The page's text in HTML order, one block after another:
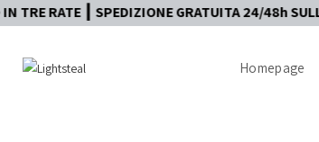
GRATUITA 24/48h SULLE
Homepage